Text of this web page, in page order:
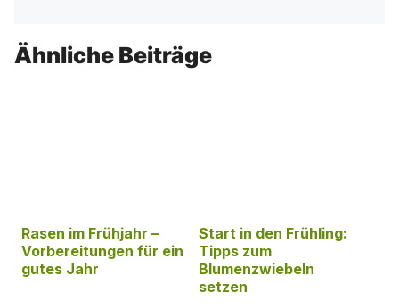
Ähnliche Beiträge
Rasen im Frühjahr –
Vorbereitungen für ein
gutes Jahr
Start in den Frühling:
Tipps zum
Blumenzwiebeln
setzen